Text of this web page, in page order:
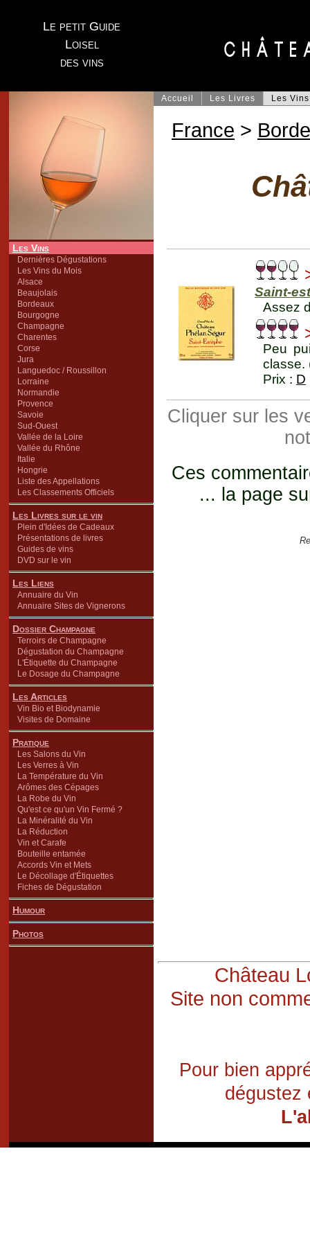
Le petit Guide
Loisel
des vins
Les Vins
Dernières Dégustations
Les Vins du Mois
Alsace
Beaujolais
Bordeaux
Bourgogne
Champagne
Charentes
Corse
Jura
Languedoc / Roussillon
Lorraine
Normandie
Provence
Savoie
Sud-Ouest
Vallée de la Loire
Vallée du Rhône
Italie
Hongrie
Liste des Appellations
Les Classements Officiels
Les Livres sur le vin
Plein d'Idées de Cadeaux
Présentations de livres
Guides de vins
DVD sur le vin
Les Liens
Annuaire du Vin
Annuaire Sites de Vignerons
Dossier Champagne
Terroirs de Champagne
Dégustation du Champagne
L'Étiquette du Champagne
Le Dosage du Champagne
Les Articles
Vin Bio et Biodynamie
Visites de Domaine
Pratique
Les Salons du Vin
Les Verres à Vin
La Température du Vin
Arômes des Cépages
La Robe du Vin
Qu'est ce qu'un Vin Fermé ?
La Minéralité du Vin
La Réduction
Vin et Carafe
Bouteille entamée
Accords Vin et Mets
Le Décollage d'Étiquettes
Fiches de Dégustation
Humour
Photos
Accueil Les Livres Les Vins
France >
Saint-
Assez
Peu
classe.
Prix : D
Cliquer sur les
Ces
... la page
Château
Site non
Pour bien
dégustez